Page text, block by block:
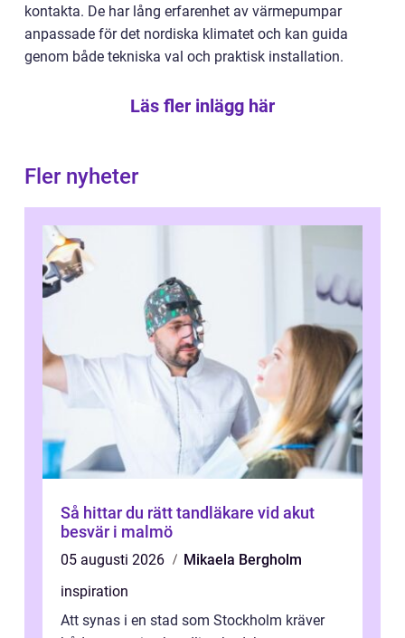
kontakta. De har lång erfarenhet av värmepumpar
anpassade för det nordiska klimatet och kan guida
genom både tekniska val och praktisk installation.
Läs fler inlägg här
Fler nyheter
Så hittar du rätt tandläkare vid akut
besvär i malmö
05 augusti 2026
Mikaela Bergholm
inspiration
Att synas i en stad som Stockholm kräver